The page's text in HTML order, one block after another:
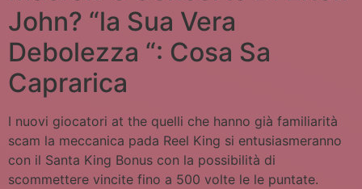
John? “la Sua Vera
Debolezza “: Cosa Sa
Caprarica
I nuovi giocatori at the quelli che hanno già familiarità
scam la meccanica pada Reel King si entusiasmeranno
con il Santa King Bonus con la possibilità di
scommettere vincite fino a 500 volte le le puntate.